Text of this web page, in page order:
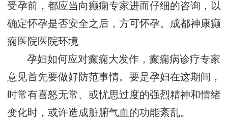
受孕前，都应当向癫痫专家进而仔细的咨询，以
确定怀孕是否安全之后，方可怀孕。 成都神康癫
痫医院医院环境
孕妇如何应对癫痫大发作，癫痫病诊疗专家
意见首先要做好防范事情。要是孕妇在这期间，
时常有喜怒无常、或忧思过度的强烈精神和情绪
变化时，或许造成脏腑气血的功能紊乱。